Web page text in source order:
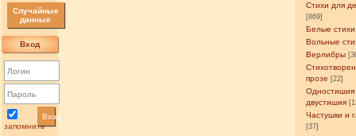
Случайные
данные
Вход
запомнить
Вход
Стихи для
[869]
Белые стихи
Вольные
Верлибры
прозе [22]
Одностишия
двустишия
Частушки и
[37]